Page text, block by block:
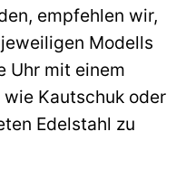
empfehlen wir,
Modells
Uhr mit einem
Kautschuk oder
Edelstahl zu